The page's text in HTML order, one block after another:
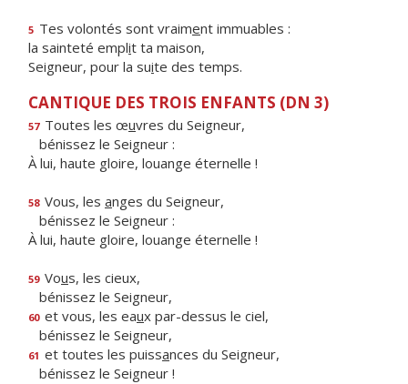
5 Tes volontés sont vraiment immuables :
la sainteté emplit ta maison,
Seigneur, pour la suite des temps.
CANTIQUE DES TROIS ENFANTS (DN 3)
57 Toutes les œuvres du Seigneur,
bénissez le Seigneur :
À lui, haute gloire, louange éternelle !
58 Vous, les anges du Seigneur,
bénissez le Seigneur :
À lui, haute gloire, louange éternelle !
59 Vous, les cieux,
bénissez le Seigneur,
60 et vous, les eaux par-dessus le ciel,
bénissez le Seigneur,
61 et toutes les puissances du Seigneur,
bénissez le Seigneur !